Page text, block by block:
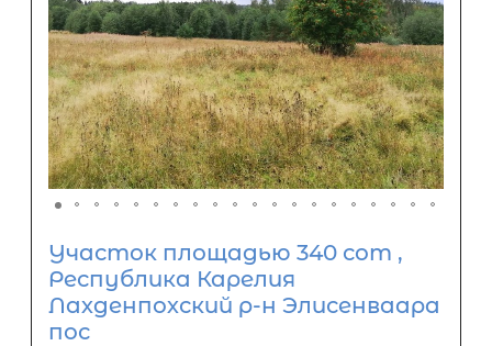
Участок площадью 340 сот ,
Республика Карелия
Лахденпохский р-н Элисенваара
пос